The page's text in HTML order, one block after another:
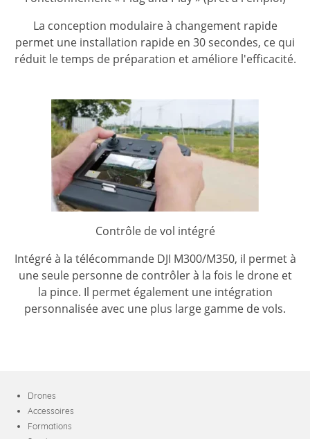
La conception modulaire à changement rapide
permet une installation rapide en 30 secondes, ce qui
réduit le temps de préparation et améliore l'efficacité.
Contrôle de vol intégré
Intégré à la télécommande DJI M300/M350, il permet à
une seule personne de contrôler à la fois le drone et
la pince. Il permet également une intégration
personnalisée avec une plus large gamme de vols.
Drones
Accessoires
Formations